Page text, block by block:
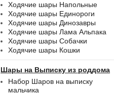
Ходячие шары Напольные
Ходячие шары Единороги
Ходячие шары Динозавры
Ходячие шары Лама Альпака
Ходячие шары Собачки
Ходячие шары Кошки
Шары на Выписку из роддома
Набор Шаров на выписку
мальчика